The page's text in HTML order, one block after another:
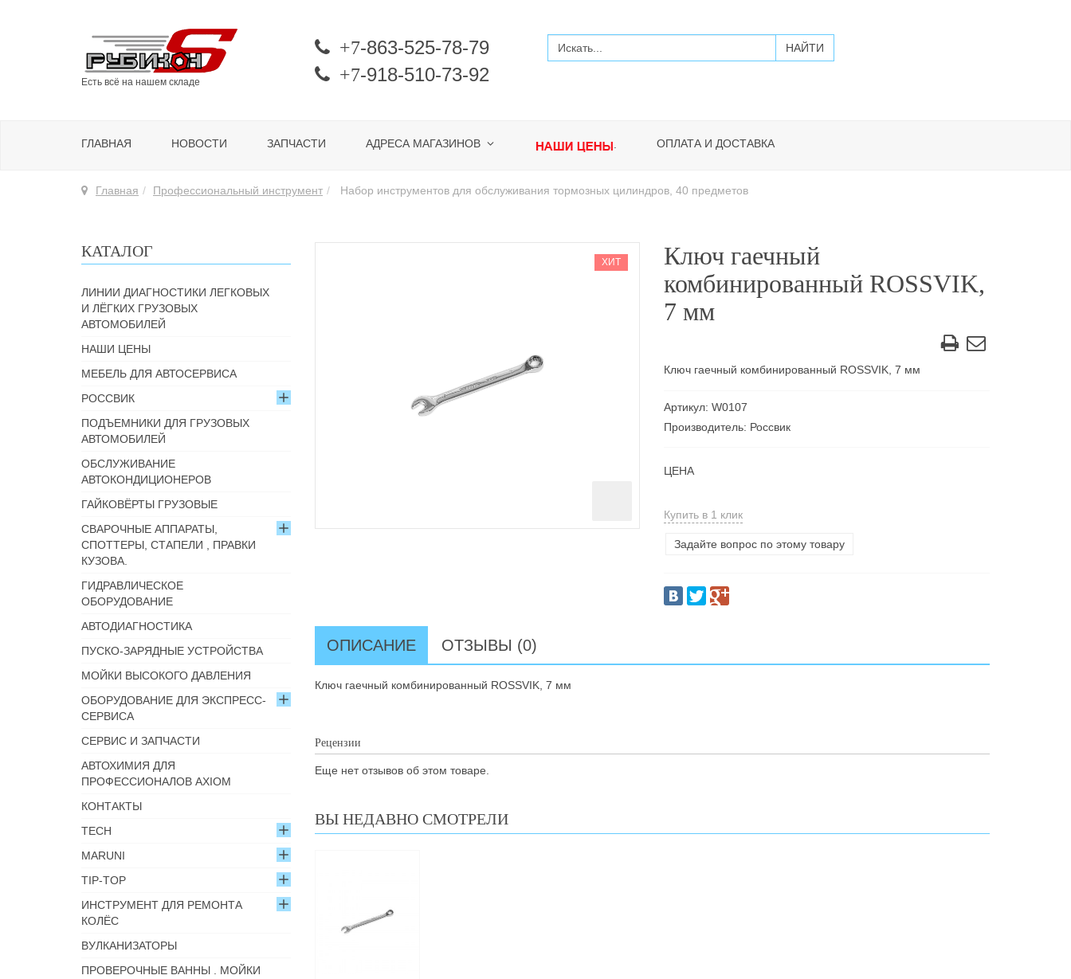
Есть всё на нашем складе
+7-863-525-78-79
+7-918-510-73-92
ГЛАВНАЯ НОВОСТИ ЗАПЧАСТИ АДРЕСА МАГАЗИНОВ . ОПЛАТА И ДОСТАВКА
Главная Профессиональный инструмент Набор инструментов для обслуживания тормозных цилиндров, 40 предметов
ХИТ
Ключ гаечный
комбинированный ROSSVIK,
7 мм
Ключ гаечный комбинированный ROSSVIK, 7 мм
Артикул: W0107
Производитель: Россвик
ЦЕНА
Купить в 1 клик
Задайте вопрос по этому товару
ОПИСАНИЕ ОТЗЫВЫ (0)
Ключ гаечный комбинированный ROSSVIK, 7 мм
Рецензии
Еще нет отзывов об этом товаре.
ВЫ НЕДАВНО СМОТРЕЛИ
КАТАЛОГ
ЛИНИИ ДИАГНОСТИКИ ЛЕГКОВЫХ
И ЛЁГКИХ ГРУЗОВЫХ
АВТОМОБИЛЕЙ
НАШИ ЦЕНЫ
МЕБЕЛЬ ДЛЯ АВТОСЕРВИСА
РОССВИК
ПОДЪЕМНИКИ ДЛЯ ГРУЗОВЫХ
АВТОМОБИЛЕЙ
ОБСЛУЖИВАНИЕ
АВТОКОНДИЦИОНЕРОВ
ГАЙКОВЁРТЫ ГРУЗОВЫЕ
СВАРОЧНЫЕ АППАРАТЫ,
СПОТТЕРЫ, СТАПЕЛИ , ПРАВКИ
КУЗОВА.
ГИДРАВЛИЧЕСКОЕ
ОБОРУДОВАНИЕ
АВТОДИАГНОСТИКА
ПУСКО-ЗАРЯДНЫЕ УСТРОЙСТВА
МОЙКИ ВЫСОКОГО ДАВЛЕНИЯ
ОБОРУДОВАНИЕ ДЛЯ ЭКСПРЕСС-
СЕРВИСА
СЕРВИС И ЗАПЧАСТИ
АВТОХИМИЯ ДЛЯ
ПРОФЕССИОНАЛОВ AXIOM
КОНТАКТЫ
TECH
MARUNI
TIP-TOP
ИНСТРУМЕНТ ДЛЯ РЕМОНТА
КОЛЁС
ВУЛКАНИЗАТОРЫ
ПРОВЕРОЧНЫЕ ВАННЫ . МОЙКИ